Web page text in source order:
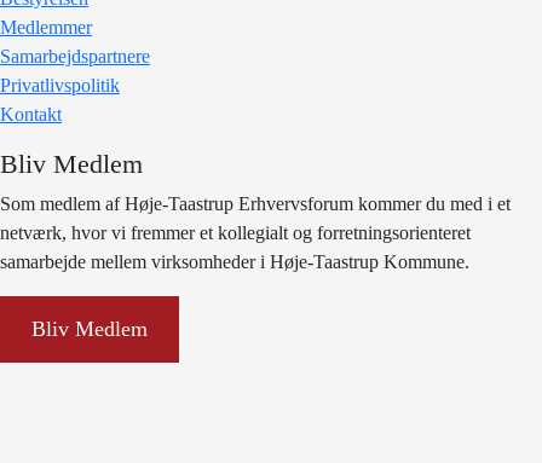
Medlemmer
Samarbejdspartnere
Privatlivspolitik
Kontakt
Bliv Medlem
Som medlem af Høje-Taastrup Erhvervsforum kommer du med i et
netværk, hvor vi fremmer et kollegialt og forretningsorienteret
samarbejde mellem virksomheder i Høje-Taastrup Kommune.
Bliv Medlem